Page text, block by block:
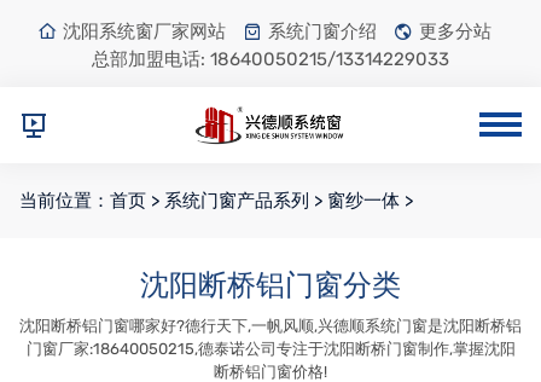
沈阳系统窗厂家网站 系统门窗介绍
更多分站
总部加盟电话: 18640050215/13314229033
当前位置： 首页 > 系统门窗产品系列 > 窗纱一体 >
沈阳断桥铝门窗分类
沈阳断桥铝门窗哪家好?德行天下,一帆风顺,兴德顺系统门窗是沈阳断桥铝
门窗厂家:18640050215,德泰诺公司专注于沈阳断桥门窗制作,掌握沈阳
断桥铝门窗价格!